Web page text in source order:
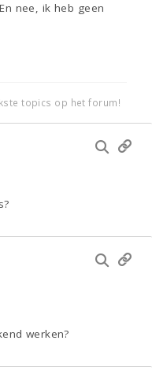
nee, ik heb geen
topics op het forum!
werken?